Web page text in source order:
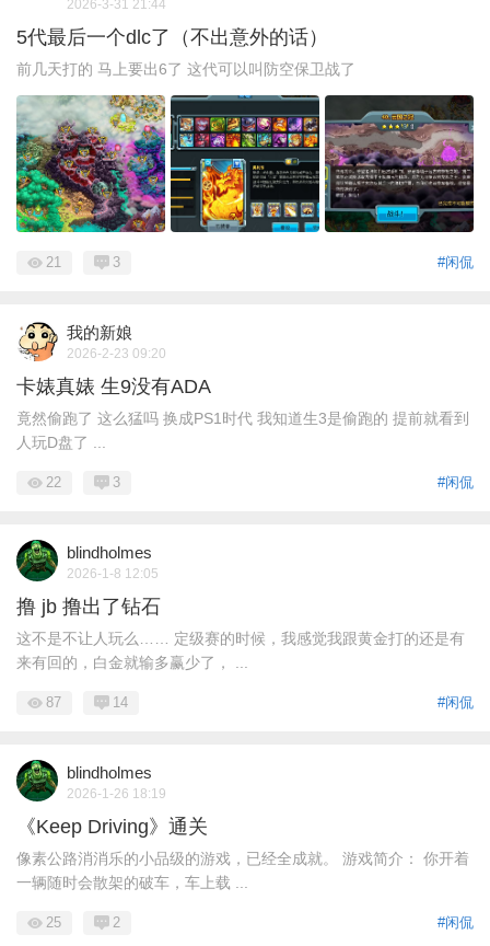
2026-3-31 21:44
5代最后一个dlc了（不出意外的话）
前几天打的 马上要出6了 这代可以叫防空保卫战了
#闲侃
21 3
我的新娘
2026-2-23 09:20
卡婊真婊 生9没有ADA
竟然偷跑了 这么猛吗 换成PS1时代 我知道生3是偷跑的 提前就看到
人玩D盘了 ...
#闲侃
22 3
blindholmes
2026-1-8 12:05
撸 jb 撸出了钻石
这不是不让人玩么…… 定级赛的时候，我感觉我跟黄金打的还是有
来有回的，白金就输多赢少了， ...
#闲侃
87 14
blindholmes
2026-1-26 18:19
《Keep Driving》通关
像素公路消消乐的小品级的游戏，已经全成就。 游戏简介： 你开着
一辆随时会散架的破车，车上载 ...
#闲侃
25 2